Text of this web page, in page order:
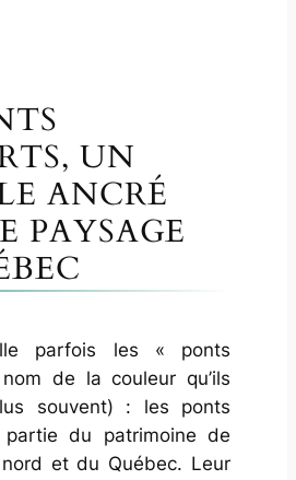
UN
ANCRÉ
PAYSAGE
parfois les « ponts
de la couleur qu’ils
souvent) : les ponts
du patrimoine de
nord et du Québec. Leur